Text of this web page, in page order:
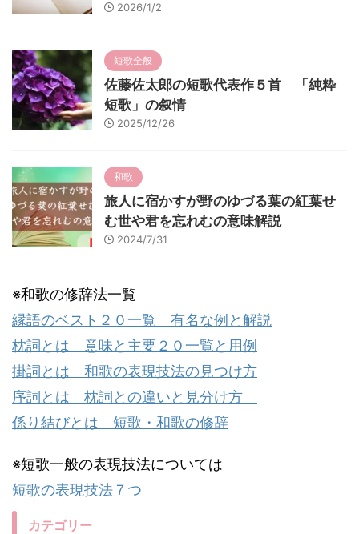
2026/1/2
短歌全般
佐藤佐太郎の短歌代表作５首 「純粋
短歌」の叙情
2025/12/26
和歌
旅人に宿かすが野のゆづる葉の紅葉せ
む世や君を忘れむの意味解説
2024/7/31
※和歌の修辞法一覧
縁語のベスト２０一覧 有名な例と解説
枕詞とは 意味と主要２０一覧と用例
掛詞とは 和歌の表現技法の見つけ方
序詞とは 枕詞との違いと見分け方
係り結びとは 短歌・和歌の修辞
※短歌一般の表現技法については
短歌の表現技法７つ
カテゴリー